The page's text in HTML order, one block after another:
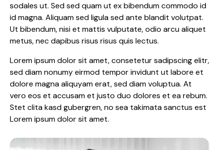
sodales ut. Sed sed quam ut ex bibendum commodo id
id magna. Aliquam sed ligula sed ante blandit volutpat.
Ut bibendum, nisi et mattis vulputate, odio arcu aliquet
metus, nec dapibus risus risus quis lectus.
Lorem ipsum dolor sit amet, consetetur sadipscing elitr,
sed diam nonumy eirmod tempor invidunt ut labore et
dolore magna aliquyam erat, sed diam voluptua. At
vero eos et accusam et justo duo dolores et ea rebum.
Stet clita kasd gubergren, no sea takimata sanctus est
Lorem ipsum dolor sit amet.